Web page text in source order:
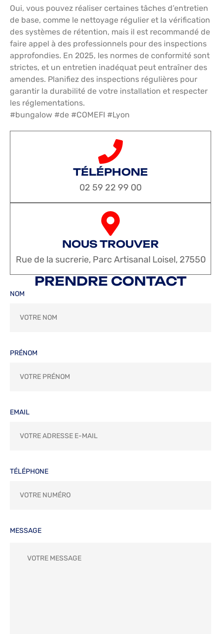
Oui, vous pouvez réaliser certaines tâches d’entretien
de base, comme le nettoyage régulier et la vérification
des systèmes de rétention, mais il est recommandé de
faire appel à des professionnels pour des inspections
approfondies. En 2025, les normes de conformité sont
strictes, et un entretien inadéquat peut entraîner des
amendes. Planifiez des inspections régulières pour
garantir la durabilité de votre installation et respecter
les réglementations.
#bungalow #de #COMEFI #Lyon
TÉLÉPHONE
02 59 22 99 00
NOUS TROUVER
Rue de la sucrerie, Parc Artisanal Loisel, 27550
PRENDRE CONTACT
NOM
PRÉNOM
EMAIL
TÉLÉPHONE
MESSAGE